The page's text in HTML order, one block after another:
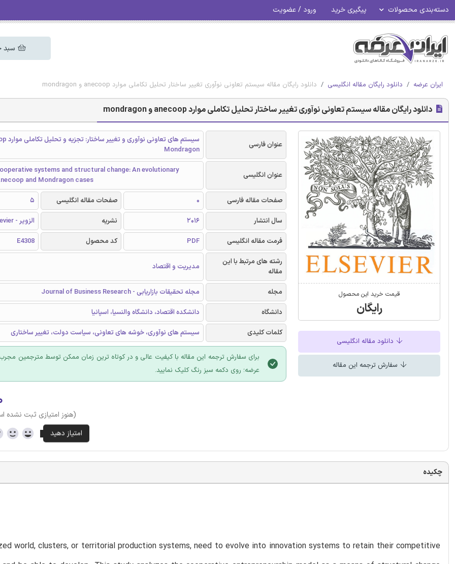
دسته‌بندی محصولات پیگیری خرید ورود / عضویت
سبد
ایران عرضه دانلود رایگان مقاله انگلیسی دانلود رایگان مقاله سیستم تعاونی نوآوری تغییر ساختار تحلیل تکاملی موارد anecoop و mondragon
دانلود رایگان مقاله سیستم تعاونی نوآوری تغییر ساختار تحلیل تکاملی موارد anecoop و mondragon
قیمت خرید این محصول
رایگان
دانلود مقاله انگلیسی
سفارش ترجمه این مقاله
عنوان فارسی Mondragon
عنوان انگلیسی
systems and structural change: An evolutionary
and Mondragon cases
صفحات مقاله فارسی
0 صفحات مقاله انگلیسی
5
سال انتشار
2016 نشریه
الزویر - Elsevier
فرمت مقاله انگلیسی
PDF کد محصول
E4308
رشته های مرتبط با این
مقاله
مدیریت و اقتصاد
مجله
مجله تحقیقات بازاریابی - Journal of Business Research
دانشگاه
دانشکده اقتصاد، دانشگاه والنسیا، اسپانیا
کلمات کلیدی
سیستم های نوآوری، خوشه های تعاونی، سیاست دولت، تغییر ساختاری
برای سفارش ترجمه این مقاله با کیفیت عالی و در کوتاه ترین زمان ممکن توسط مترجمین
عرضه؛ روی دکمه سبز رنگ کلیک نمایید.
(هنوز امتیازی ثبت نشده
چکیده
world, clusters, or territorial production systems, need to evolve into innovation systems to retain their competitive